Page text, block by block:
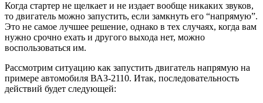
Когда стартер не щелкает и не издает вообще никаких звуков,
то двигатель можно запустить, если замкнуть его “напрямую”.
Это не самое лучшее решение, однако в тех случаях, когда вам
нужно срочно ехать и другого выхода нет, можно
воспользоваться им.
Рассмотрим ситуацию как запустить двигатель напрямую на
примере автомобиля ВАЗ-2110. Итак, последовательность
действий будет следующей: